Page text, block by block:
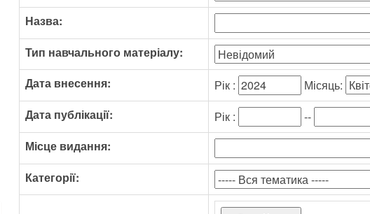
Назва:
Тип навчального матеріалу:
Дата внесення:
Рік :
Місяць:
Дата публікації:
Рік :
--
Місце видання:
Категорії: